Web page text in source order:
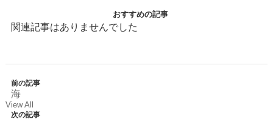
おすすめの記事
関連記事はありませんでした
前の記事
海
View All
次の記事